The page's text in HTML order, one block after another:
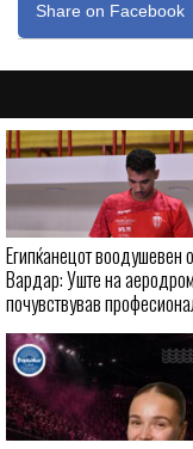
Share on Facebook
Египќанецот воодушевен
Вардар: Уште на
почувствував